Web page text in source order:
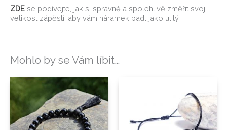
ZDE se podívejte, jak si správně a spolehlivě změřit svoji
velikost zápěstí, aby vám náramek padl jako ulitý.
Mohlo by se Vám líbit…